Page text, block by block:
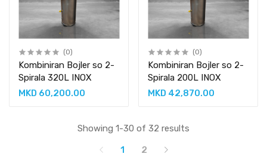
(0)
Kombiniran Bojler so 2-
Spirala 320L INOX
MKD 60,200.00
(0)
Kombiniran Bojler so 2-
Spirala 200L INOX
MKD 42,870.00
Showing 1-30 of 32 results
1
2